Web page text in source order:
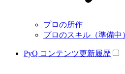
プロの所作
プロのスキル（準備中
PyQ コンテンツ更新履歴